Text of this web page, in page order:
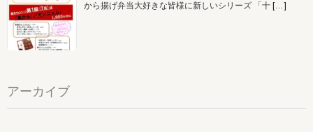
から揚げ弁当大好きな皆様に新しいシリーズ 「十 […]
アーカイブ